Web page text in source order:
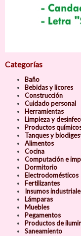
Categorías
Baño
Bebidas y licores
Construcción
Cuidado personal
Herramientas
Limpieza y
Productos
Tanques y
Alimentos
Cocina
Computación e
Dormitorio
Electrodomésticos
Fertilizantes
Insumos
Lámparas
Muebles
Pegamentos
Productos de
Saneamiento